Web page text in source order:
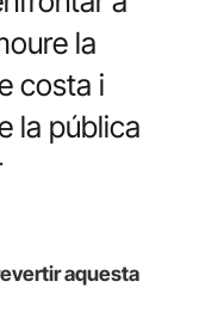
la
costa i
la pública
aquesta